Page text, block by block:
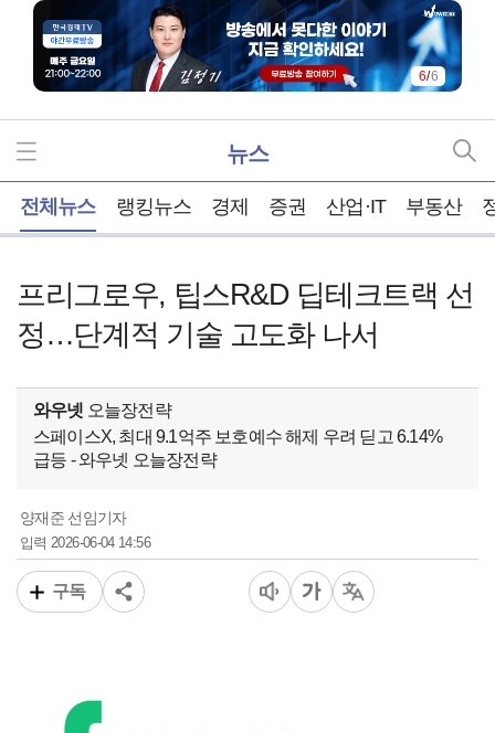
6/6
뉴스
전체뉴스 랭킹뉴스 경제 증권 산업·IT 부동산
프리그로우, 팁스R&D 딥테크트랙 선
정…단계적 기술 고도화 나서
와우넷 오늘장전략
스페이스X, 최대 9.1억주 보호예수 해제 우려 딛고 6.14%
급등 - 와우넷 오늘장전략
양재준 선임기자
입력2026-06-04 14:56
구독